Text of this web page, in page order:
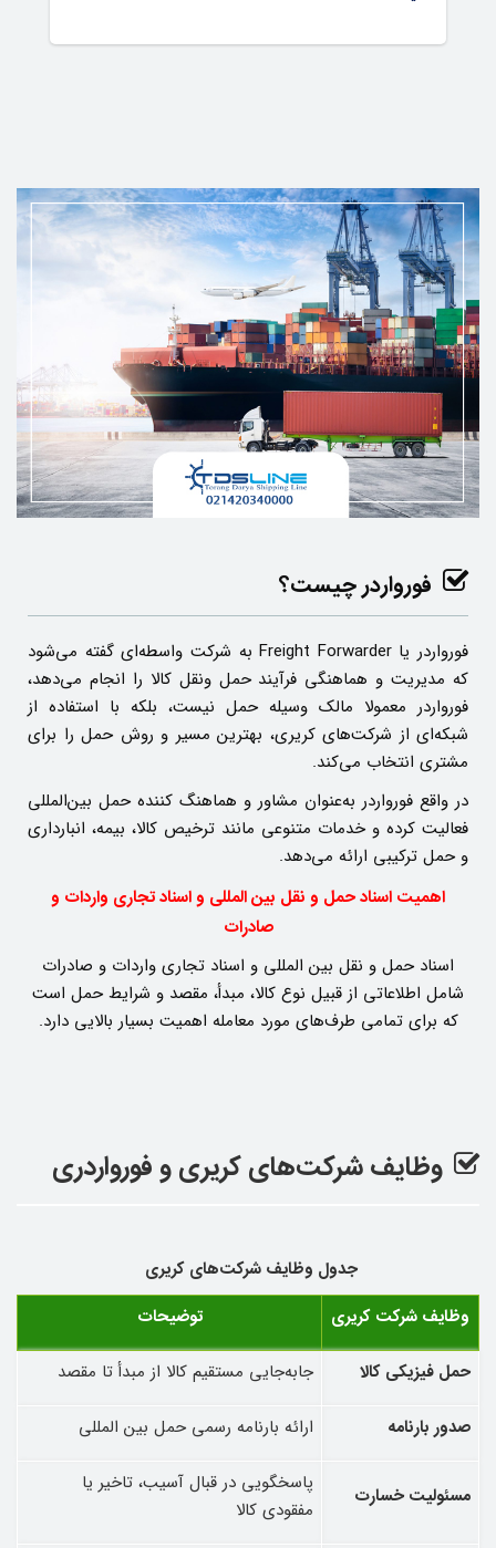
فورواردر چیست؟
فورواردر یا Freight Forwarder به شرکت واسطه‌ای گفته می‌شود
که مدیریت و هماهنگی فرآیند حمل‌ ونقل کالا را انجام می‌دهد،
فورواردر معمولا مالک وسیله حمل نیست، بلکه با استفاده از
شبکه‌ای از شرکت‌های کریری، بهترین مسیر و روش حمل را برای
مشتری انتخاب می‌کند.
در واقع فورواردر به‌عنوان مشاور و هماهنگ ‌کننده حمل بین‌المللی
فعالیت کرده و خدمات متنوعی مانند ترخیص کالا، بیمه، انبارداری
و حمل ترکیبی ارائه می‌دهد.
اهمیت اسناد حمل و نقل بین المللی و اسناد تجاری واردات و
صادرات
اسناد حمل و نقل بین‌ المللی و اسناد تجاری واردات و صادرات
شامل اطلاعاتی از قبیل نوع کالا، مبدأ، مقصد و شرایط حمل است
که برای تمامی طرف‌های مورد معامله اهمیت بسیار بالایی دارد.
وظایف شرکت‌های کریری و فورواردری
جدول وظایف شرکت‌های کریری
وظایف شرکت کریری
توضیحات
حمل فیزیکی کالا
جابه‌جایی مستقیم کالا از مبدأ تا مقصد
صدور بارنامه ارائه بارنامه رسمی حمل بین ‌المللی
مسئولیت خسارت
پاسخگویی در قبال آسیب، تاخیر یا
مفقودی کالا